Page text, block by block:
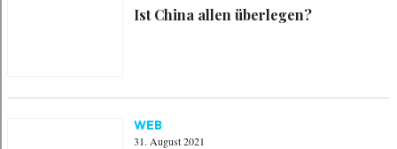
Ist China allen überlegen?
WEB
31. August 2021